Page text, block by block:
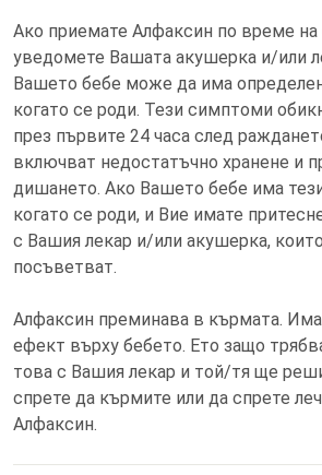
Ако приемате Алфаксин по време
уведомете Вашата акушерка и/или
Вашето бебе може да има
когато се роди. Тези симптоми
през първите 24 часа след
включват недостатъчно хранене и
дишането. Ако Вашето бебе има
когато се роди, и Вие имате
с Вашия лекар и/или акушерка,
посъветват.
Алфаксин преминава в кърмата.
ефект върху бебето. Ето защо
това с Вашия лекар и той/тя ще
спрете да кърмите или да спрете
Алфаксин.